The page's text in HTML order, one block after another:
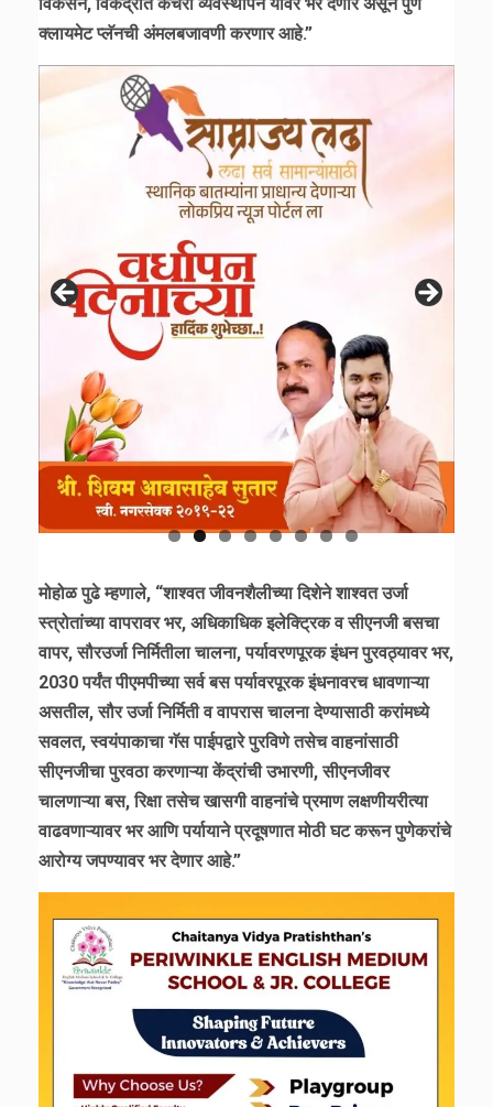
क्लायमेट प्लॅनची अंमलबजावणी करणार आहे.”
मोहोळ पुढे म्हणाले, “शाश्वत जीवनशैलीच्या दिशेने शाश्वत उर्जा
स्त्रोतांच्या वापरावर भर, अधिकाधिक इलेक्ट्रिक व सीएनजी बसचा
वापर, सौरउर्जा निर्मितीला चालना, पर्यावरणपूरक इंधन पुरवठ्यावर भर,
2030 पर्यंत पीएमपीच्या सर्व बस पर्यावरपूरक इंधनावरच धावणाऱ्या
असतील, सौर उर्जा निर्मिती व वापरास चालना देण्यासाठी करांमध्ये
सवलत, स्वयंपाकाचा गॅस पाईपद्वारे पुरविणे तसेच वाहनांसाठी
सीएनजीचा पुरवठा करणाऱ्या केंद्रांची उभारणी, सीएनजीवर
चालणाऱ्या बस, रिक्षा तसेच खासगी वाहनांचे प्रमाण लक्षणीयरीत्या
वाढवणाऱ्यावर भर आणि पर्यायाने प्रदूषणात मोठी घट करून पुणेकरांचे
आरोग्य जपण्यावर भर देणार आहे.”